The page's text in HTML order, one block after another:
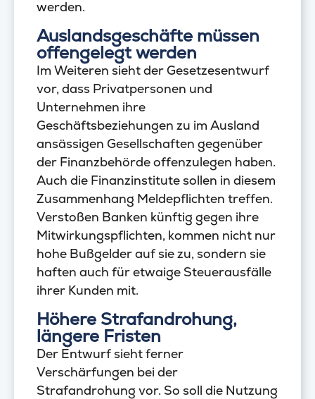
werden.
Auslandsgeschäfte müssen
offengelegt werden
Im Weiteren sieht der Gesetzesentwurf
vor, dass Privatpersonen und
Unternehmen ihre
Geschäftsbeziehungen zu im Ausland
ansässigen Gesellschaften gegenüber
der Finanzbehörde offenzulegen haben.
Auch die Finanzinstitute sollen in diesem
Zusammenhang Meldepflichten treffen.
Verstoßen Banken künftig gegen ihre
Mitwirkungspflichten, kommen nicht nur
hohe Bußgelder auf sie zu, sondern sie
haften auch für etwaige Steuerausfälle
ihrer Kunden mit.
Höhere Strafandrohung,
längere Fristen
Der Entwurf sieht ferner
Verschärfungen bei der
Strafandrohung vor. So soll die Nutzung